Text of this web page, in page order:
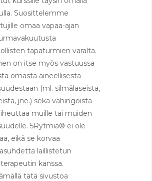
Suosittelemme
omaa vapaa-ajan
tapaturmien varalta.
on itse myös vastuussa
omasta aineellisesta
(ml. silmälaseista,
jne.) sekä vahingoista
muille tai muiden
5Rytmiä® ei ole
eikä se korvaa
laillistetun
kanssa.
tätä sivustoa